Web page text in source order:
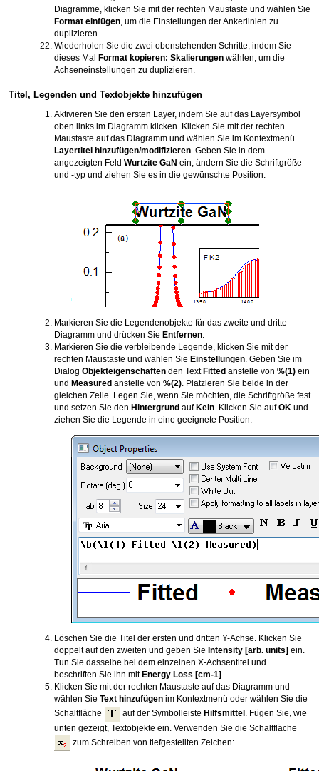
Diagramme, klicken Sie mit der rechten Maustaste und wählen Sie
Format einfügen , um die Einstellungen der Ankerlinien zu
duplizieren.
Wiederholen Sie die zwei obenstehenden Schritte, indem Sie
dieses Mal Format kopieren: Skalierungen wählen, um die
Achseneinstellungen zu duplizieren.
Titel, Legenden und Textobjekte hinzufügen
Aktivieren Sie den ersten Layer, indem Sie auf das Layersymbol
oben links im Diagramm klicken. Klicken Sie mit der rechten
Maustaste auf das Diagramm und wählen Sie im Kontextmenü
Layertitel hinzufügen/modifizieren. Geben Sie in dem
angezeigten Feld Wurtzite GaN ein, ändern Sie die Schriftgröße
und -typ und ziehen Sie es in die gewünschte Position:
Markieren Sie die Legendenobjekte für das zweite und dritte
Diagramm und drücken Sie Entfernen
Markieren Sie die verbleibende Legende, klicken Sie mit der
rechten Maustaste und wählen Sie Einstellungen . Geben Sie im
Dialog Objekteigenschaften den TextFitted anstelle von %(1) ein
und Measured anstelle von %(2) . Platzieren Sie beide in der
gleichen Zeile. Legen Sie, wenn Sie möchten, die Schriftgröße fest
und setzen Sie den Hintergrund aufKein . Klicken Sie aufOK und
ziehen Sie die Legende in eine geeignete Position.
Löschen Sie die Titel der ersten und dritten Y-Achse. Klicken Sie
doppelt auf den zweiten und geben Sie Intensity [arb. units] ein.
Tun Sie dasselbe bei dem einzelnen X-Achsentitel und
beschriften Sie ihn mit Energy Loss [cm-1] .
Klicken Sie mit der rechten Maustaste auf das Diagramm und
wählen Sie Text hinzufügen im Kontextmenü oder wählen Sie die
Schaltfläche
auf der Symbolleiste Hilfsmittel . Fügen Sie, wie
unten gezeigt, Textobjekte ein. Verwenden Sie die Schaltfläche
zum Schreiben von tiefgestellten Zeichen: